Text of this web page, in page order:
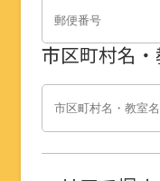
市区町村名